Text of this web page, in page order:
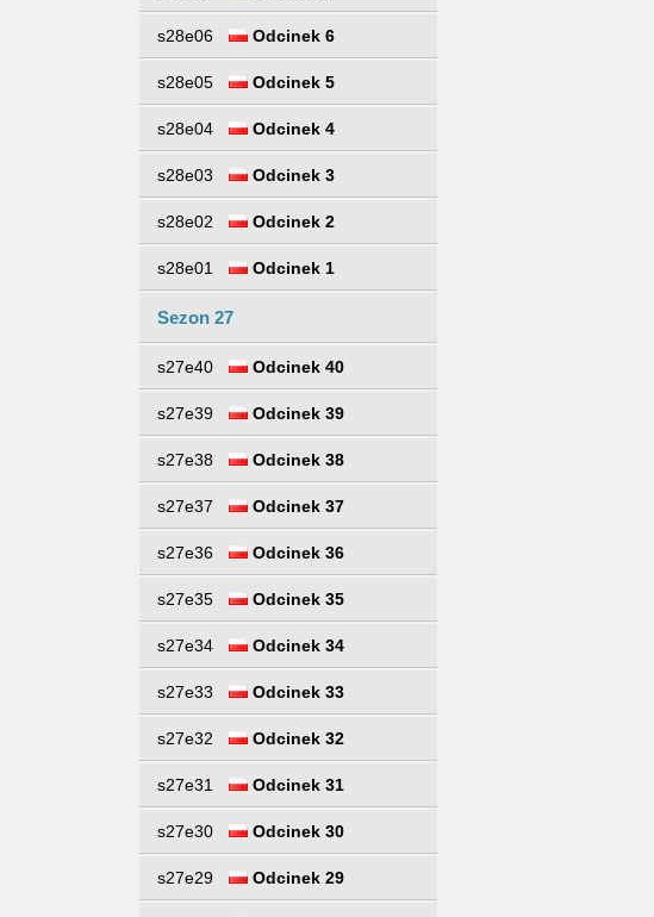
s28e06 Odcinek 6
s28e05 Odcinek 5
s28e04 Odcinek 4
s28e03 Odcinek 3
s28e02 Odcinek 2
s28e01 Odcinek 1
Sezon 27
s27e40 Odcinek 40
s27e39 Odcinek 39
s27e38 Odcinek 38
s27e37 Odcinek 37
s27e36 Odcinek 36
s27e35 Odcinek 35
s27e34 Odcinek 34
s27e33 Odcinek 33
s27e32 Odcinek 32
s27e31 Odcinek 31
s27e30 Odcinek 30
s27e29 Odcinek 29